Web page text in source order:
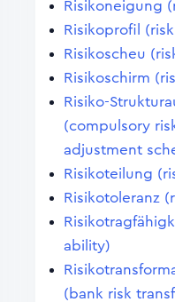
Risikoneigung
Risikoprofil
Risikoscheu
Risikoschirm
Risiko-
(compulsory
adjustment
Risikoteilung
Risikotoleranz
ability)
(bank risk